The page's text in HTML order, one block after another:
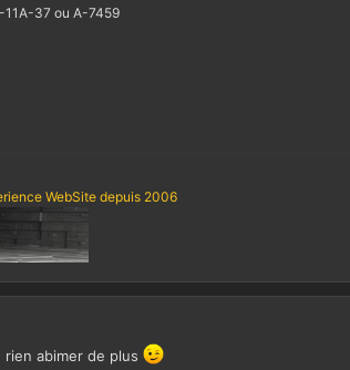
11A-37 ou A-7459
WebSite depuis 2006
abimer de plus